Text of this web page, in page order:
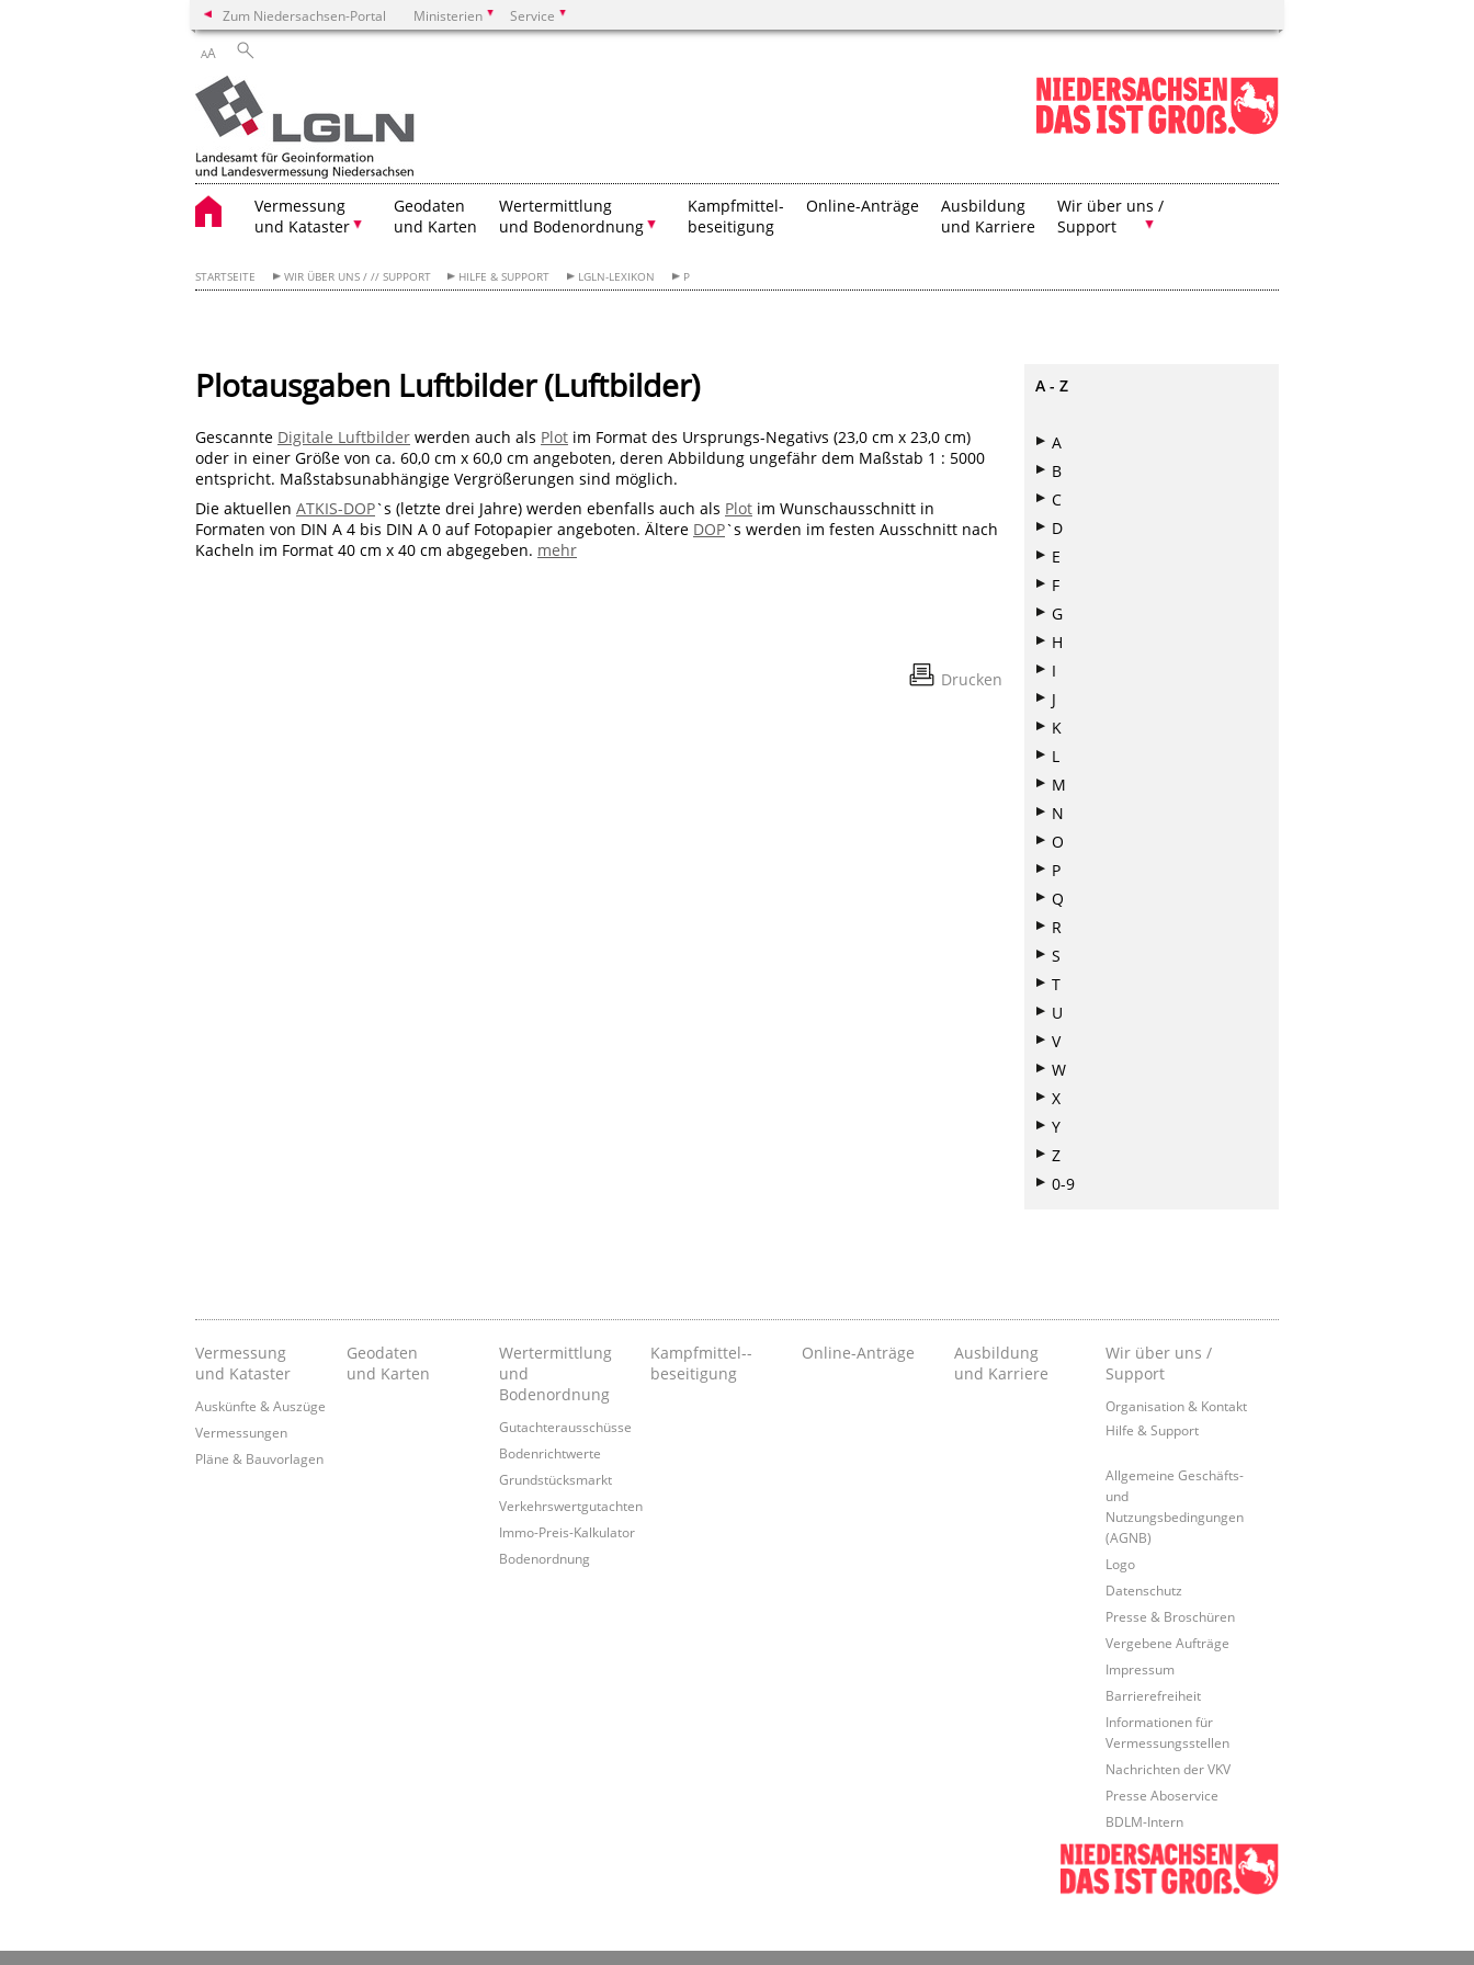
Zum Niedersachsen-Portal Ministerien Service
AA
Vermessung
und Kataster
Geodaten
und Karten
Wertermittlung
und Bodenordnung
Kampfmittel-
beseitigung
Online-Anträge
Ausbildung
und Karriere
Wir über uns /
Support
STARTSEITE WIR ÜBER UNS / // SUPPORT HILFE & SUPPORT LGLN-LEXIKON P
Plotausgaben Luftbilder (Luftbilder)
Gescannte Digitale Luftbilder werden auch als Plot im Format des Ursprungs-Negativs (23,0 cm x 23,0 cm)
oder in einer Größe von ca. 60,0 cm x 60,0 cm angeboten, deren Abbildung ungefähr dem Maßstab 1 : 5000
entspricht. Maßstabsunabhängige Vergrößerungen sind möglich.
Die aktuellen ATKIS-DOP`s (letzte drei Jahre) werden ebenfalls auch als Plot im Wunschausschnitt in
Formaten von DIN A 4 bis DIN A 0 auf Fotopapier angeboten. Ältere DOP`s werden im festen Ausschnitt nach
Kacheln im Format 40 cm x 40 cm abgegeben. mehr
Drucken
A - Z
A
B
C
D
E
F
G
H
I
J
K
L
M
N
O
P
Q
R
S
T
U
V
W
X
Y
Z
0-9
Vermessung
und Kataster
Auskünfte & Auszüge
Vermessungen
Pläne & Bauvorlagen
Geodaten
und Karten
Wertermittlung
und
Bodenordnung
Gutachterausschüsse
Bodenrichtwerte
Grundstücksmarkt
Verkehrswertgutachten
Immo-Preis-Kalkulator
Bodenordnung
Kampfmittel-­
beseitigung
Online-Anträge
Ausbildung
und Karriere
Wir über uns /
Support
Organisation & Kontakt
Hilfe & Support
Allgemeine Geschäfts-
und
Nutzungsbedingungen
(AGNB)
Logo
Datenschutz
Presse & Broschüren
Vergebene Aufträge
Impressum
Barrierefreiheit
Informationen für
Vermessungsstellen
Nachrichten der VKV
Presse Aboservice
BDLM-Intern